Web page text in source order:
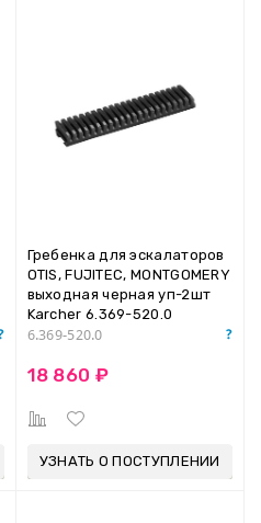
Гребенка для эскалаторов
OTIS, FUJITEC, MONTGOMERY
выходная черная уп-2шт
Karcher 6.369-520.0
6.369-520.0
18 860 ₽
УЗНАТЬ О ПОСТУПЛЕНИИ